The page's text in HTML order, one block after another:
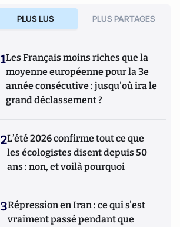
PLUS LUS PLUS PARTAGES
1Les Français moins riches que la
moyenne européenne pour la 3e
année consécutive : jusqu'où ira le
grand déclassement ?
2L’été 2026 confirme tout ce que
les écologistes disent depuis 50
ans : non, et voilà pourquoi
3Répression en Iran : ce qui s'est
vraiment passé pendant que